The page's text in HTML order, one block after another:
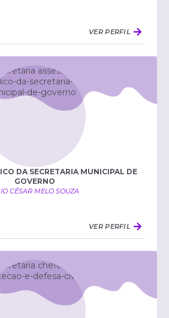
VER PERFIL
DA SECRETARIA MUNICIPAL DE
GOVERNO
CÉSAR MELO SOUZA
VER PERFIL